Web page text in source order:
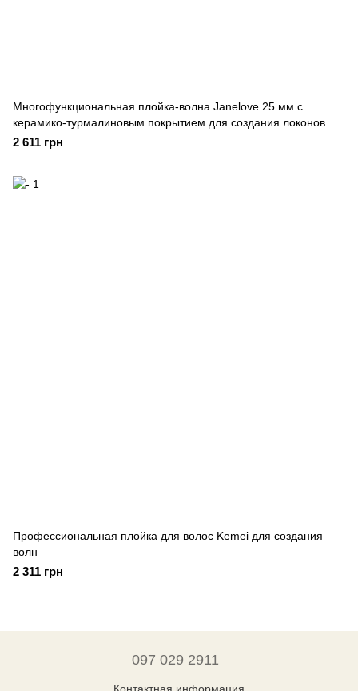
Многофункциональная плойка-волна Janelove 25 мм с
керамико-турмалиновым покрытием для создания локонов
2 611 грн
Профессиональная плойка для волос Kemei для создания
волн
2 311 грн
097 029 2911